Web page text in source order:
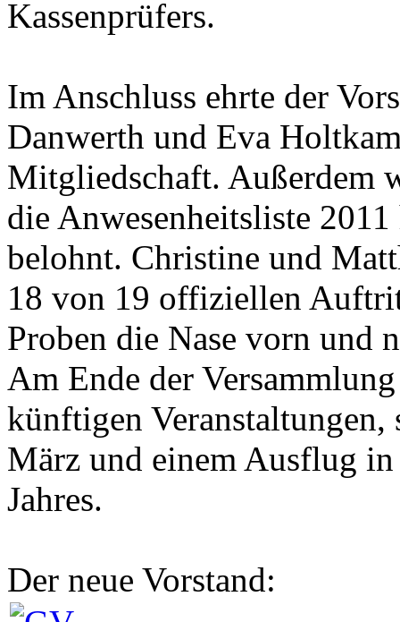
Kassenprüfers.
Im Anschluss ehrte der
Danwerth und Eva
Mitgliedschaft. Außerdem
die Anwesenheitsliste
belohnt. Christine und
18 von 19 offiziellen
Proben die Nase vorn und
Am Ende der
künftigen Veranstaltungen,
März und einem Ausflug
Jahres.
Der neue Vorstand: